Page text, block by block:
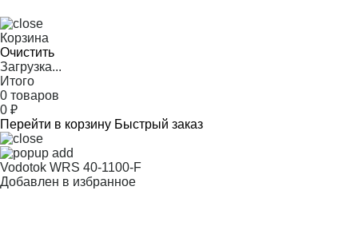
Корзина
Очистить
Загрузка...
Итого
0 товаров
0 ₽
Перейти в корзину Быстрый заказ
Vodotok WRS 40-1100-F
Добавлен в избранное